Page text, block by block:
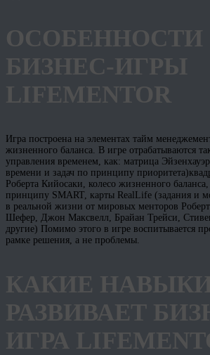
ОСОБЕННОСТИ
БИЗНЕС-ИГРЫ
LIFEMENTOR
Игра построена на элементах тайм
жизненного баланса. В игре отрабатываются
управления временем, как: матрица
времени и задач по принципу
Роберта Кийосаки, колесо жизненного
принципу SMART, карты RealLife (задания и
в реальной жизни от мировых менторов
Шефер, Джон Максвелл, Брайан Трейси,
другие) Помимо этого в игре воспитывается
рамке решения, а не проблемы.
КАКИЕ
РАЗВИВАЕТ
ИГРА